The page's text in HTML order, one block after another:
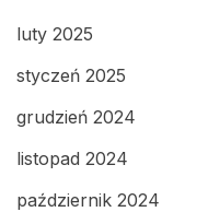
luty 2025
styczeń 2025
grudzień 2024
listopad 2024
październik 2024